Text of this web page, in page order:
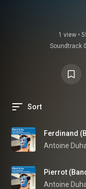
1 view •
Soundtrack
Sort
Antoine
Antoine